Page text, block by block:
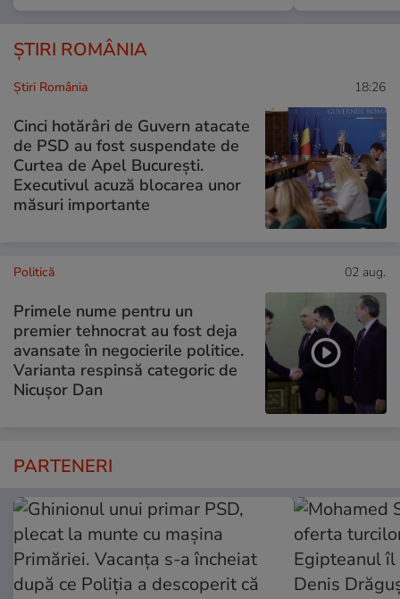
ȘTIRI ROMÂNIA
Știri România 18:26
Cinci hotărâri de Guvern atacate
de PSD au fost suspendate de
Curtea de Apel București.
Executivul acuză blocarea unor
măsuri importante
Politică 02 aug.
Primele nume pentru un
premier tehnocrat au fost deja
avansate în negocierile politice.
Varianta respinsă categoric de
Nicușor Dan
PARTENERI